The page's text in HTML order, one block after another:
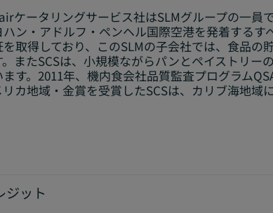
ケータリングサービス社はSLMグループの一員
ハン・アドルフ・ペンヘル国際空港を発着するす
取得しており、このSLMの子会社では、食品
。またSCSは、小規模ながらパンとペイストリ
ます。2011年、機内食会社品質監査プログラム
リカ地域・金賞を受賞したSCSは、カリブ海地域
ジット